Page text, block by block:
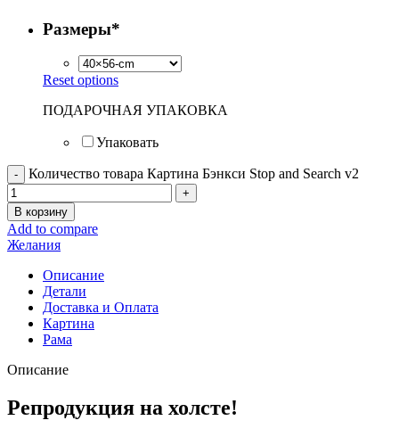
Размеры*
Reset options
ПОДАРОЧНАЯ УПАКОВКА
Упаковать
Количество товара Картина Бэнкси Stop and Search v2
В корзину
Add to compare
Желания
Описание
Детали
Доставка и Оплата
Картина
Рама
Описание
Репродукция на холсте!